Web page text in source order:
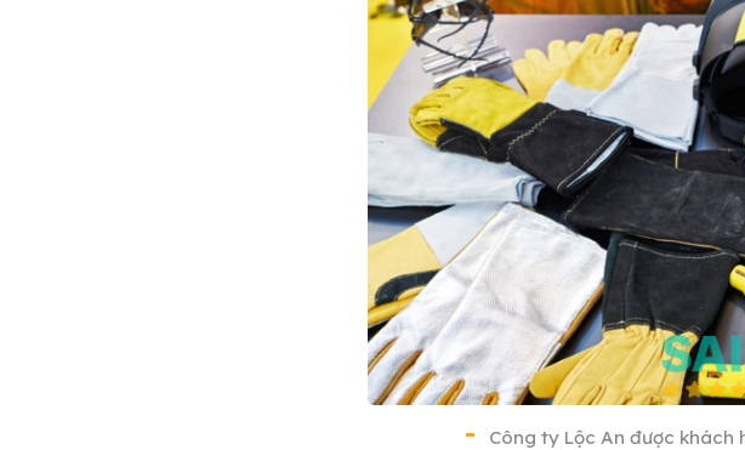
Công ty Lộc An được